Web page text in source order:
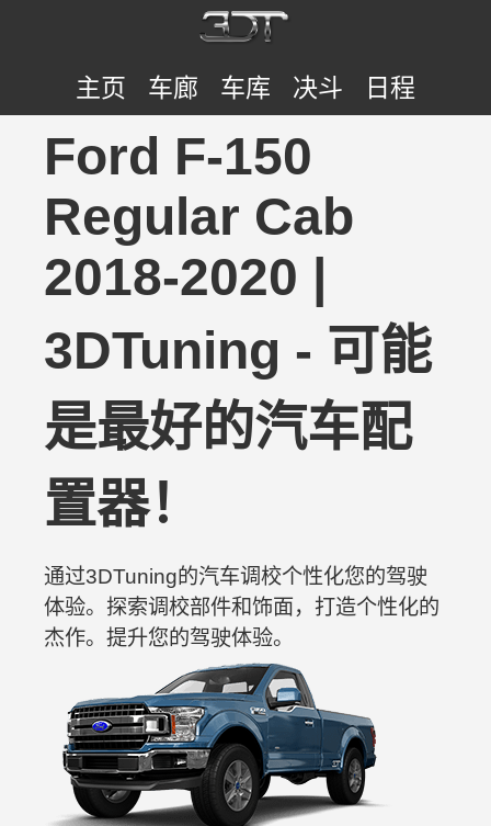
主页 车廊 车库 决斗 日程
Ford F-150
Regular Cab
2018-2020 |
3DTuning - 可能
是最好的汽车配
置器！
通过3DTuning的汽车调校个性化您的驾驶
体验。探索调校部件和饰面，打造个性化的
杰作。提升您的驾驶体验。